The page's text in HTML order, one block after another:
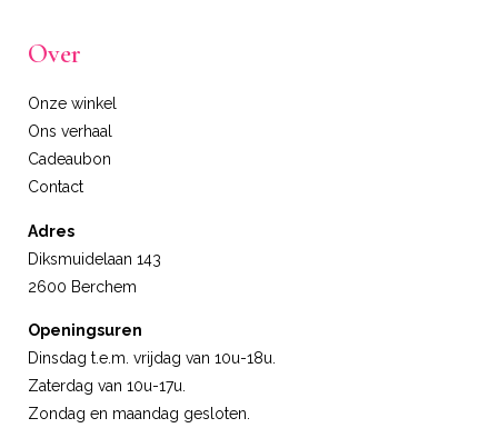
Over
Onze winkel
Ons verhaal
Cadeaubon
Contact
Adres
Diksmuidelaan 143
2600 Berchem
Openingsuren
Dinsdag t.e.m. vrijdag van 10u-18u.
Zaterdag van 10u-17u.
Zondag en maandag gesloten.